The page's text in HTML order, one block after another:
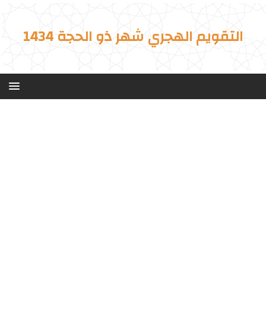
التقويم الهجري شهر ذو الحجة 1434